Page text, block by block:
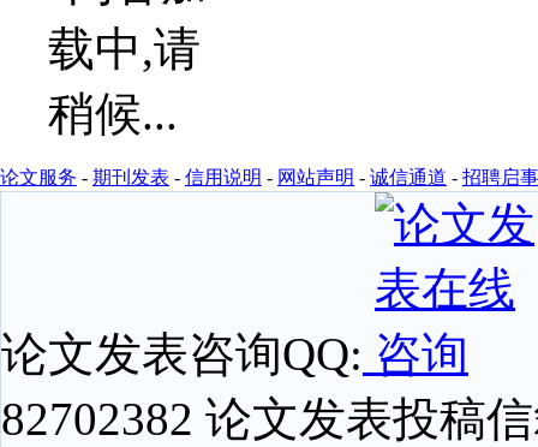
论文服务 - 期刊发表 - 信用说明 - 网站声明 - 诚信通道 - 招聘启事
论文发表咨询QQ:
82702382 论文发表投稿